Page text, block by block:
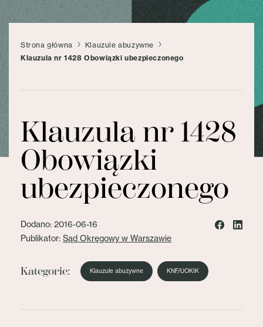
Strona główna
Klauzule abuzywne
Klauzula nr 1428 Obowiązki ubezpieczonego
Klauzula nr 1428
Obowiązki
ubezpieczonego
Dodano: 2016-06-16
Publikator: Sąd Okręgowy w Warszawie
Kategorie: Klauzule abuzywne KNF/UOKIK